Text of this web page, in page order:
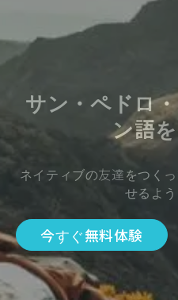
サン・ペドロ
ン語
ネイティブの友達をつく
せるよ
今すぐ無料体験